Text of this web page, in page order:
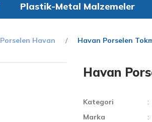
Plastik-Metal Malzemeler
Porselen Havan Havan Porselen
Havan
Kategori
Marka